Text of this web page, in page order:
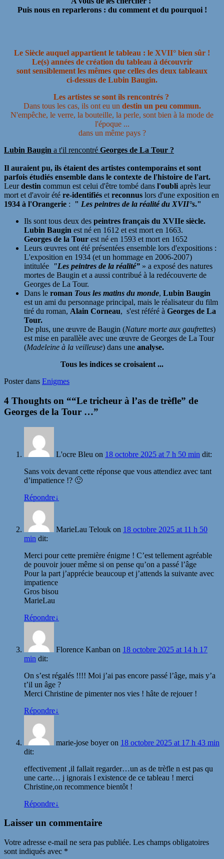
Puis nous en reparlerons : du comment et du pourquoi !
Le Siècle auquel appartient le tableau : le XVII° bien sûr !
Le(s) années de création du tableau à découvrir
sont sensiblement les mêmes que celles des deux tableaux
ci-dessus de Lubin Baugin.
Les artistes se sont ils rencontrés ?
Dans tous les cas, ils ont eu un destin un peu commun.
N'empêche, le verre, la bouteille, la perle, sont bien à la mode de
l'époque ...
dans un même pays ?
Lubin Baugin a t'il rencontré Georges de La Tour ?
Il auraient pu, ils étaient des artistes contemporains et sont
parfois étudiés ensemble dans le contexte de l'histoire de l'art.
Leurdestin commun est celui d'être tombé dans l'oubli après leur
mort et d'avoir été re-identifiés et reconnus lors d'une exposition en
1934 à l'Orangerie : " Les peintres de la réalité du XVII°s."
​Ils sont tous deux des peintres français du XVIIe siècle.
Lubin Baugin est né en 1612 et est mort en 1663.
Georges de la Tour est né en 1593 et mort en 1652
​Leurs œuvres ont été présentées ensemble lors d'expositions :
L'exposition en 1934 (et un hommage en 2006-2007)
intitulée
"Les peintres de la réalité” » a exposé des natures
mortes de Baugin et a aussi contribué à la redécouverte de
Georges de La Tour.
​Dans le roman Tous les matins du monde, Lubin Baugin
est un ami du personnage principal, mais le réalisateur du film
tiré du roman, Alain Corneau, s'est référé à Georges de La
Tour.
De plus, une œuvre de Baugin (Nature morte aux gaufrettes)
est mise en parallèle avec une œuvre de Georges de La Tour
(Madeleine à la veilleuse) dans une analyse.
Tous les indices se croisaient ...
Poster dans Enigmes
4 Thoughts on ““Le tricheur à l’as de trèfle” de
Georges de la Tour …”
L'ocre Bleu on 18 octobre 2025 at 7 h 50 min dit:
Sans voix devant cette réponse que vous attendiez avec tant
d’impatience !? 🙂
Répondre↓
MarieLau Telouk on 18 octobre 2025 at 11 h 50
min dit:
Merci pour cette première énigme ! C’est tellement agréable
de pouvoir jouer même si on pense qu’on a passé l’âge
Pour la part j’apprécie beaucoup et j’attends la suivante avec
impatience
Gros bisou
MarieLau
Répondre↓
Florence Kanban on 18 octobre 2025 at 14 h 17
min dit:
On s’est régalés !!!! Moi j’ai pas encore passé l’âge, mais y’a
t’il un âge ?
Merci Christine de pimenter nos vies ! hâte de rejouer !
Répondre↓
marie-jose boyeron 18 octobre 2025 at 17 h 43 min
dit:
effectivement ,il fallait regarder…un as de trèfle n est pas qu
une carte… j ignorais l existence de ce tableau ! merci
Christine,on recommence bientôt !
Répondre↓
Laisser un commentaire
Votre adresse e-mail ne sera pas publiée. Les champs obligatoires
sont indiqués avec *